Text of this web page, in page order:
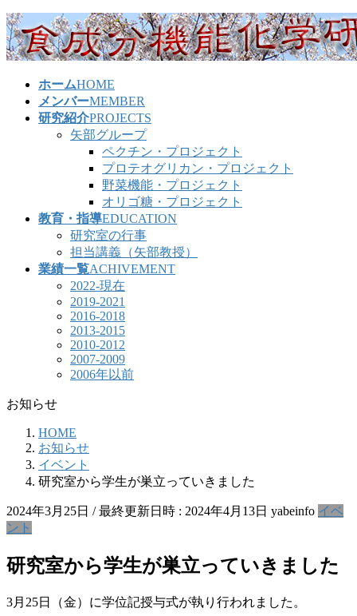
コ
ン
テ
ナ
ビ
ゲ
ホームHOME
メンバーMEMBER
研究紹介PROJECTS
矢部グループ
ペクチン・プロジェクト
プロテオグリカン・プロジェクト
野菜機能・プロジェクト
オリゴ糖・プロジェクト
教育・指導EDUCATION
研究室の行事
担当講義（矢部教授）
業績一覧ACHIVEMENT
2022-現在
2019-2021
2016-2018
2013-2015
2010-2012
2007-2009
2006年以前
お知らせ
HOME
お知らせ
イベント
研究室から学生が巣立っていきました
2024年3月25日 / 最終更新日時 : 2024年4月13日 yabeinfo イベ
ント
研究室から学生が巣立っていきました
3月25日（金）に学位記授与式が執り行われました。